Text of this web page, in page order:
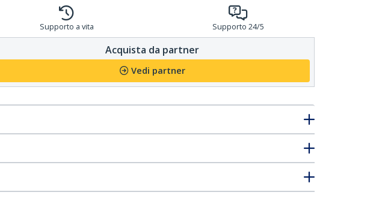
Supporto a vita Supporto 24/5
Acquista da partner
Vedi partner